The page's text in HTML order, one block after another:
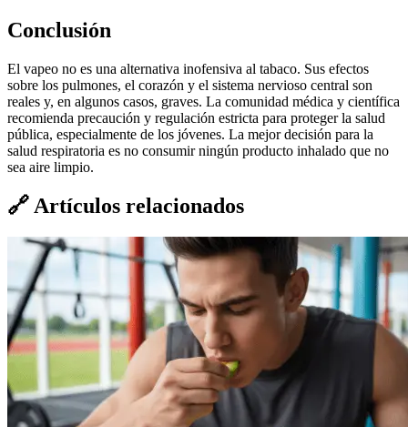
Conclusión
El vapeo no es una alternativa inofensiva al tabaco. Sus efectos
sobre los pulmones, el corazón y el sistema nervioso central son
reales y, en algunos casos, graves. La comunidad médica y científica
recomienda precaución y regulación estricta para proteger la salud
pública, especialmente de los jóvenes. La mejor decisión para la
salud respiratoria es no consumir ningún producto inhalado que no
sea aire limpio.
🔗 Artículos relacionados